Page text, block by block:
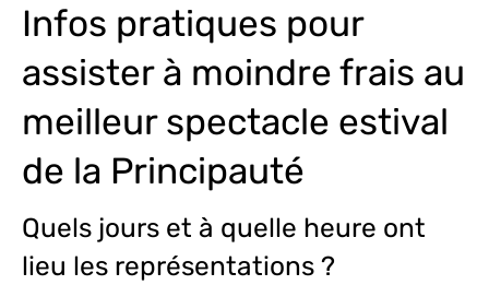
Infos pratiques pour
assister à moindre frais au
meilleur spectacle estival
de la Principauté
Quels jours et à quelle heure ont
lieu les représentations ?